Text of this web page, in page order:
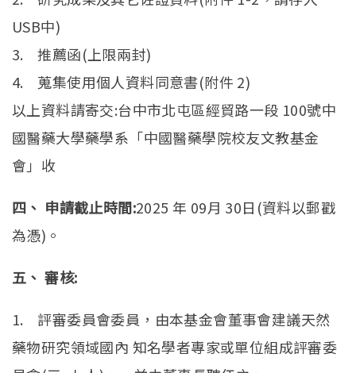
USB中)
3. 推薦函(上限兩封)
4. 蒐集使用個人資料同意書(附件 2)
以上資料請寄交:台中市北屯區經貿路一段 100號中
國醫藥大學藥學系「中國醫藥學院校友文教基金
會」收
四、 申請截止時間:2025 年 09月 30日(資料以郵戳
為憑)。
五、 審核:
1. 評審委員會委員，由本基金會董事會建議天然
藥物研究領域國內 知名學者專家或單位組成評審委